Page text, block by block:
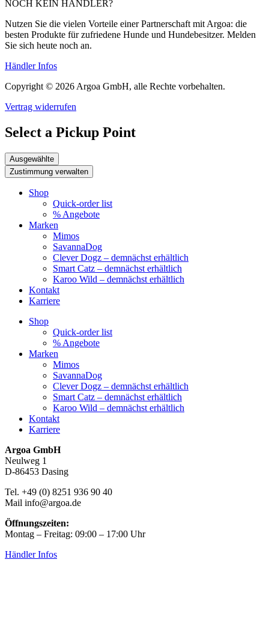
NOCH KEIN HÄNDLER?
Nutzen Sie die vielen Vorteile einer Partnerschaft mit Argoa: die
besten Produkte für zufriedene Hunde und Hundebesitzer. Melden
Sie sich heute noch an.
Händler Infos
Copyright © 2026 Argoa GmbH, alle Rechte vorbehalten.
Vertrag widerrufen
Select a Pickup Point
Ausgewählte
Zustimmung verwalten
Shop
Quick-order list
% Angebote
Marken
Mimos
SavannaDog
Clever Dogz – demnächst erhältlich
Smart Catz – demnächst erhältlich
Karoo Wild – demnächst erhältlich
Kontakt
Karriere
Shop
Quick-order list
% Angebote
Marken
Mimos
SavannaDog
Clever Dogz – demnächst erhältlich
Smart Catz – demnächst erhältlich
Karoo Wild – demnächst erhältlich
Kontakt
Karriere
Argoa GmbH
Neulweg 1
D-86453 Dasing
Tel. +49 (0) 8251 936 90 40
Mail info@argoa.de
Öffnungszeiten:
Montag – Freitag: 09:00 – 17:00 Uhr
Händler Infos